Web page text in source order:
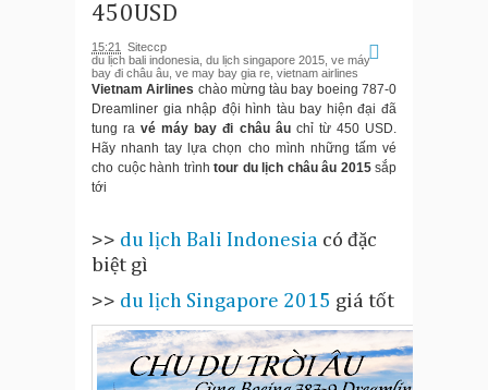
450USD
15:21
Siteccp
du lịch bali indonesia du lịch singapore 2015 ve máy
bay đi châu âu ve may bay gia re vietnam airlines
Vietnam Airlines chào mừng tàu bay boeing 787-0
Dreamliner gia nhập đội hình tàu bay hiện đại đã
tung ravé máy bay đi châu âuchỉ từ 450 USD.
Hãy nhanh tay lựa chọn cho mình những tấm vé
cho cuộc hành trình tour du lịch châu âu 2015sắp
tới
>> du lịch Bali Indonesia có đặc
biệt gì
>> du lịch Singapore 2015 giá tốt